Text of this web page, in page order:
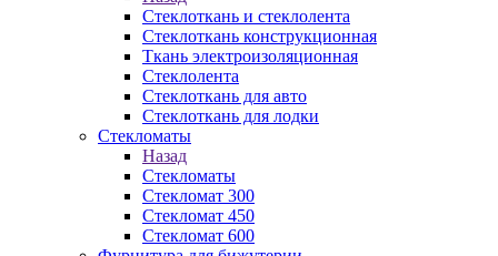
Стеклоткань и стеклолента
Стеклоткань конструкционная
Ткань электроизоляционная
Стеклолента
Стеклоткань для авто
Стеклоткань для лодки
Стекломаты
Назад
Стекломаты
Стекломат 300
Стекломат 450
Стекломат 600